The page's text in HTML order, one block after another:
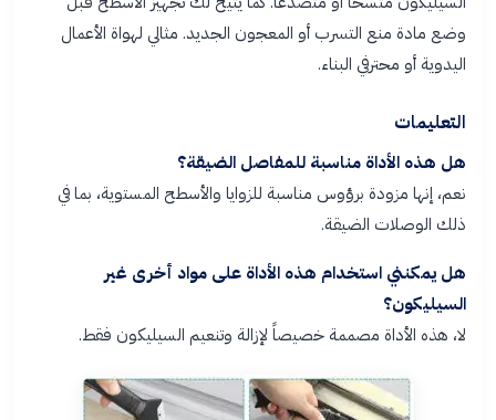
وضع مادة منع التسرب أو المعجون الجديد. مثالي لهواة الأعمال
اليدوية أو محترفي البناء.
التعليمات
هل هذه الأداة مناسبة للمفاصل الضيقة؟
نعم، إنها مزودة برؤوس مناسبة للزوايا والأسطح المستوية، بما في
ذلك الوصلات الضيقة.
هل يمكنني استخدام هذه الأداة على مواد أخرى غير
السيليكون؟
لا، هذه الأداة مصممة خصيصاً لإزالة وتنعيم السيليكون فقط.